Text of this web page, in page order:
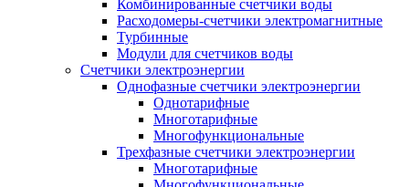
Комбинированные счетчики воды
Расходомеры-счетчики электромагнитные
Турбинные
Модули для счетчиков воды
Счетчики электроэнергии
Однофазные счетчики электроэнергии
Однотарифные
Многотарифные
Многофункциональные
Трехфазные счетчики электроэнергии
Многотарифные